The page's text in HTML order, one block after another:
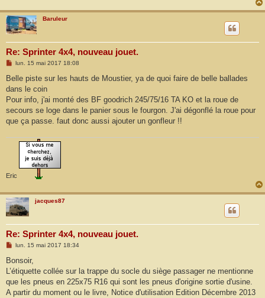
Baruleur
Re: Sprinter 4x4, nouveau jouet.
M
s
a
g
lun. 15 mai 2017 18:08
Belle piste sur les hauts de Moustier, ya de quoi faire de belle ballades
dans le coin
Pour info, j'ai monté des BF goodrich 245/75/16 TA KO et la roue de
secours se loge dans le panier sous le fourgon. J'ai dégonflé la roue pour
que ça passe. faut donc aussi ajouter un gonfleur !!
Eric
jacques87
Re: Sprinter 4x4, nouveau jouet.
M
s
a
g
lun. 15 mai 2017 18:34
Bonsoir,
L’étiquette collée sur la trappe du socle du siège passager ne mentionne
que les pneus en 225x75 R16 qui sont les pneus d'origine sortie d'usine.
A partir du moment ou le livre, Notice d'utilisation Edition Décembre 2013